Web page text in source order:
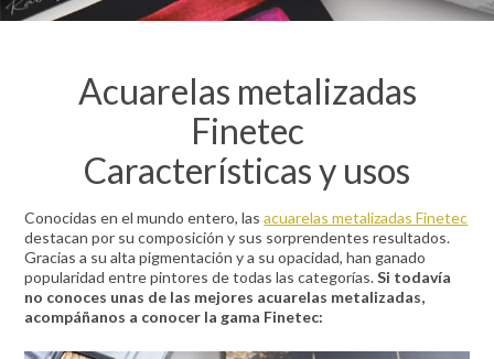
Acuarelas metalizadas
Finetec
Características y usos
Conocidas en el mundo entero, lasacuarelas metalizadas Finetec
destacan por su composición y sus sorprendentes resultados.
Gracias a su alta pigmentación y a su opacidad, han ganado
popularidad entre pintores de todas las categorías.Si todavía
no conoces unas de las mejores acuarelas metalizadas,
acompáñanos a conocer la gama Finetec: